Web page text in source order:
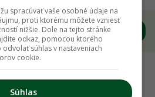
spracúvať vaše osobné údaje na
proti ktorému môžete vzniesť
nižšie. Dole na tejto stránke
odkaz, pomocou ktorého
súhlas v nastaveniach
cookie.
Súhlas